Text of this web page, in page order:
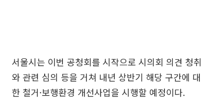
서울시는 이번 공청회를 시작으로 시의회 의견 청취
와 관련 심의 등을 거쳐 내년 상반기 해당 구간에 대
한 철거·보행환경 개선사업을 시행할 예정이다.